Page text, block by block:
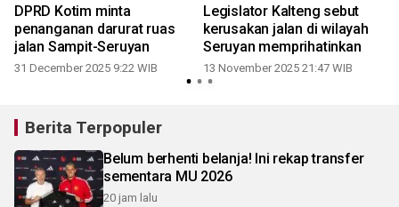
DPRD Kotim minta
penanganan darurat ruas
jalan Sampit-Seruyan
31 December 2025 9:22 WIB
Legislator Kalteng sebut
kerusakan jalan di wilayah
Seruyan memprihatinkan
13 November 2025 21:47 WIB
Berita Terpopuler
Belum berhenti belanja! Ini rekap transfer
sementara MU 2026
20 jam lalu